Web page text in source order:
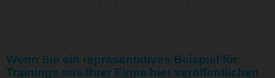
Wenn Sie ein repräsentatives Beispiel für
Trainings aus Ihrer Firma hier veröffentlichen